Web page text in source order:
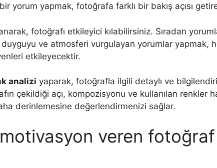
yorum yapmak, fotoğrafa farklı bir bakış açısı
fotoğrafı etkileyici kılabilirsiniz. Sıradan
ve atmosferi vurgulayan yorumlar yapmak,
etkileyecektir.
analizi yaparak, fotoğrafla ilgili detaylı ve
çekildiği açı, kompozisyonu ve kullanılan renkler
derinlemesine değerlendirmenizi sağlar.
veren fotoğraf